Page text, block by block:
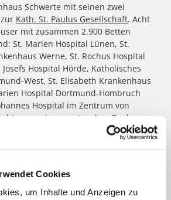
Cookies
um Inhalte und Anzeigen zu
Schwerte mit seinen zwei
Kath. St. Paulus Gesellschaft. Acht
mit zusammen 2.900 Betten
St. Marien Hospital Lünen, St.
Werne, St. Rochus Hospital
Josefs Hospital Hörde, Katholisches
West, St. Elisabeth Krankenhaus
Hospital Dortmund-Hombruch
Hospital im Zentrum von
hinaus agieren unter dem Paulus-
eine Jugendhilfe-Einrichtung. Die
zählt zu den größten
Bewohner:innen, Kinder und